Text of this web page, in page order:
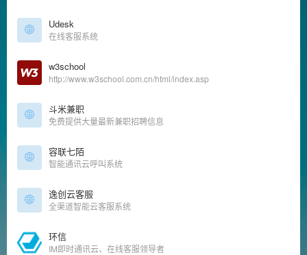
Udesk
在线客服系统
w3school
http://www.w3school.com.cn/html/index.asp
斗米兼职
免费提供大量最新兼职招聘信息
容联七陌
智能通讯云呼叫系统
逸创云客服
全渠道智能云客服系统
环信
IM即时通讯云、在线客服领导者